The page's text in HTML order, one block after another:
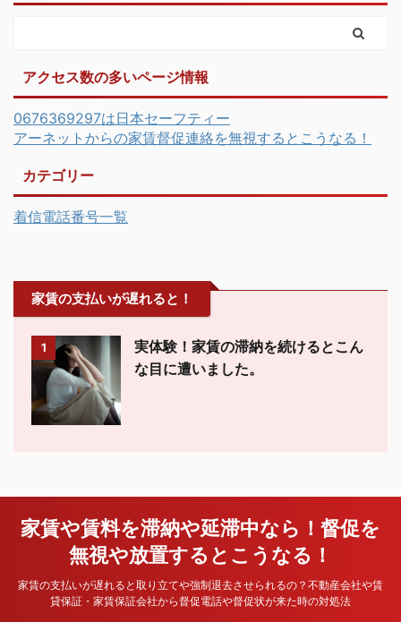
アクセス数の多いページ情報
0676369297は日本セーフティー
アーネットからの家賃督促連絡を無視するとこうなる！
カテゴリー
着信電話番号一覧
家賃の支払いが遅れると！
1
実体験！家賃の滞納を続けるとこん
な目に遭いました。
家賃や賃料を滞納や延滞中なら！督促を
無視や放置するとこうなる！
家賃の支払いが遅れると取り立てや強制退去させられるの？不動産会社や賃
貸保証・家賃保証会社から督促電話や督促状が来た時の対処法